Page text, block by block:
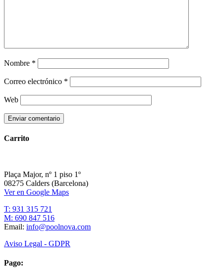
Nombre *
Correo electrónico *
Web
Carrito
Plaça Major, nº 1 piso 1º
08275 Calders (Barcelona)
Ver en Google Maps
T: 931 315 721
M: 690 847 516
Email: info@poolnova.com
Aviso Legal - GDPR
Pago: